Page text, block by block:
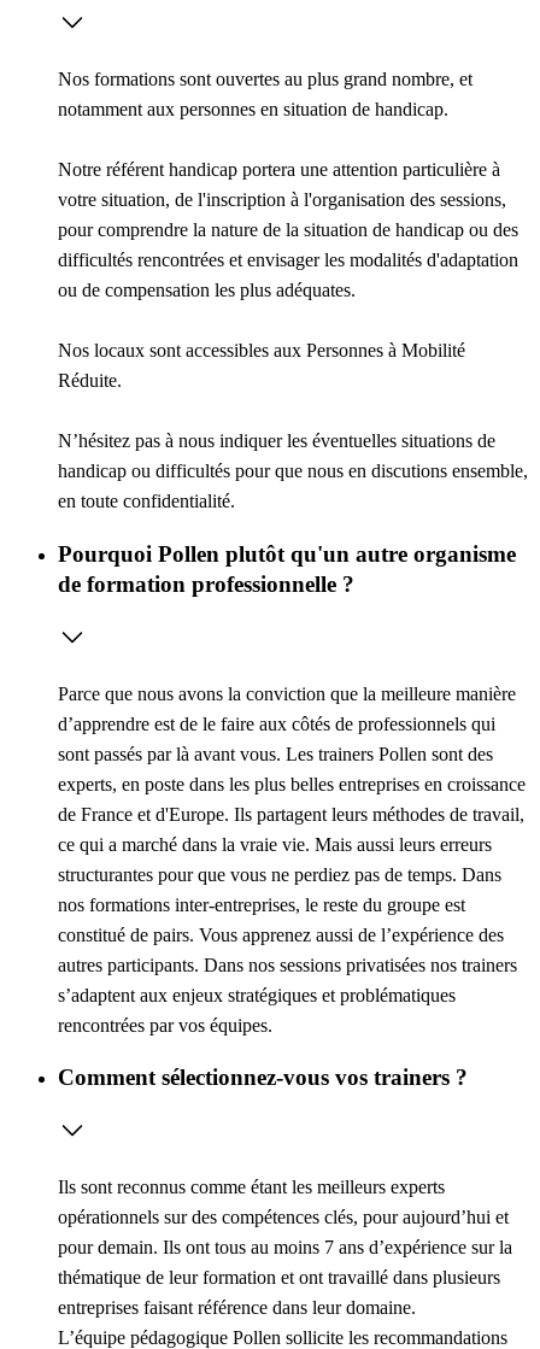
Nos formations sont ouvertes au plus grand nombre, et
notamment aux personnes en situation de handicap.
Notre référent handicap portera une attention particulière à
votre situation, de l'inscription à l'organisation des sessions,
pour comprendre la nature de la situation de handicap ou des
difficultés rencontrées et envisager les modalités d'adaptation
ou de compensation les plus adéquates.
Nos locaux sont accessibles aux Personnes à Mobilité
Réduite.
N’hésitez pas à nous indiquer les éventuelles situations de
handicap ou difficultés pour que nous en discutions ensemble,
en toute confidentialité.
Pourquoi Pollen plutôt qu'un autre organisme
de formation professionnelle ?
Parce que nous avons la conviction que la meilleure manière
d’apprendre est de le faire aux côtés de professionnels qui
sont passés par là avant vous. Les trainers Pollen sont des
experts, en poste dans les plus belles entreprises en croissance
de France et d'Europe. Ils partagent leurs méthodes de travail,
ce qui a marché dans la vraie vie. Mais aussi leurs erreurs
structurantes pour que vous ne perdiez pas de temps. Dans
nos formations inter-entreprises, le reste du groupe est
constitué de pairs. Vous apprenez aussi de l’expérience des
autres participants. Dans nos sessions privatisées nos trainers
s’adaptent aux enjeux stratégiques et problématiques
rencontrées par vos équipes.
Comment sélectionnez-vous vos trainers ?
Ils sont reconnus comme étant les meilleurs experts
opérationnels sur des compétences clés, pour aujourd’hui et
pour demain. Ils ont tous au moins 7 ans d’expérience sur la
thématique de leur formation et ont travaillé dans plusieurs
entreprises faisant référence dans leur domaine.
L’équipe pédagogique Pollen sollicite les recommandations